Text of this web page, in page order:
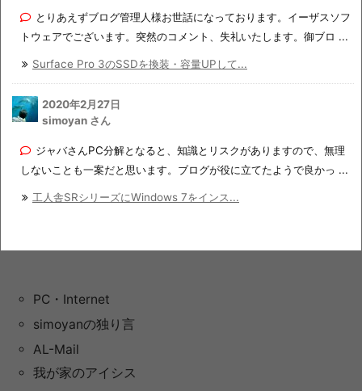
とりあえずブログ管理人様お世話になっております。イーザスソフ
トウェアでございます。突然のコメント、失礼いたします。御ブロ ...
Surface Pro 3のSSDを換装・容量UPして...
2020年2月27日
simoyan さん
ジャバさんPC分解となると、知識とリスクがありますので、無理
しないことも一案だと思います。ブログが役に立てたようで良かっ ...
工人舎SRシリーズにWindows 7をインス...
PC・Internet
simoyanの独り言
AL-Mail
我が家のアイシス